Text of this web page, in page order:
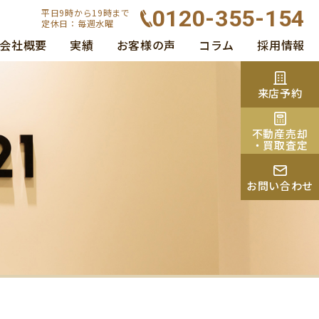
平日9時から19時まで
定休日：毎週水曜
0120-355-154
会社概要 実績 お客様の声 コラム 採用情報
来店予約
不動産売却
・買取査定
お問い合わせ